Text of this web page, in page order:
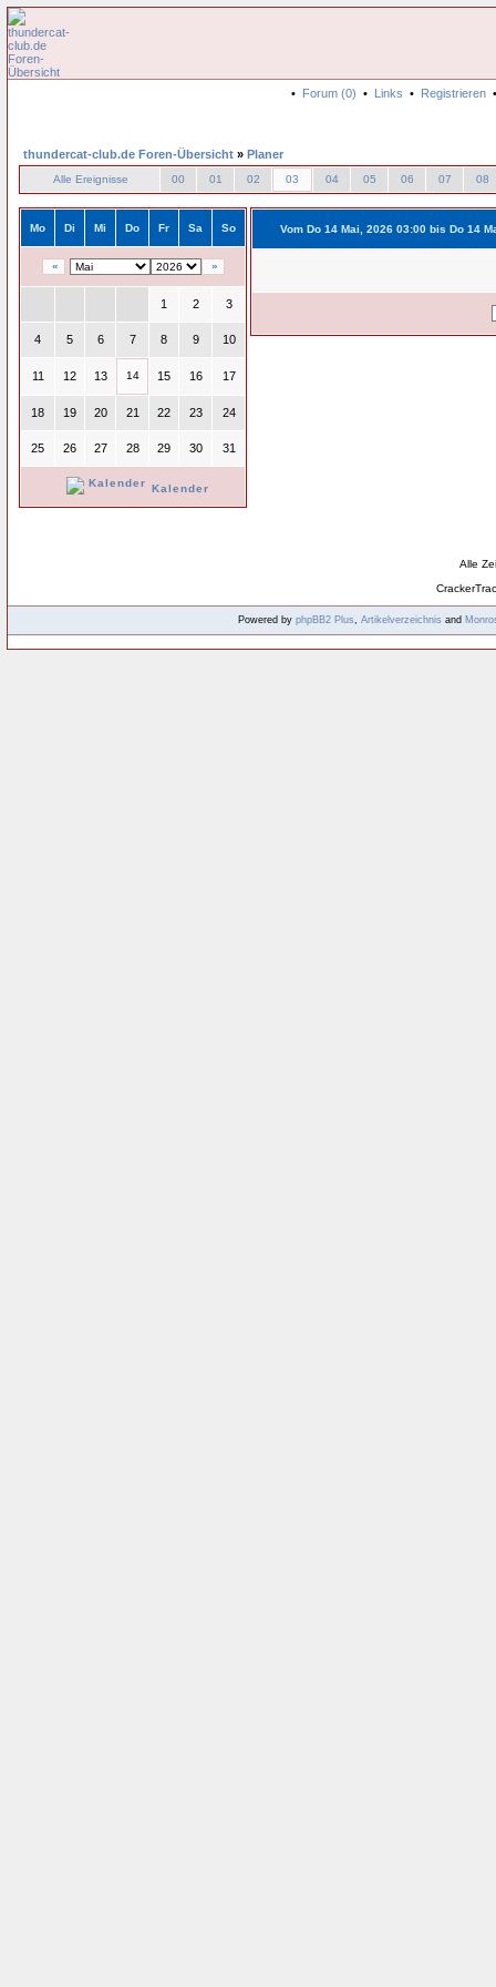
• Forum (0) • Links • Registrieren
thundercat-club.de Foren-Übersicht » Planer
Alle Ereignisse 00 01 02 03 04 05 06 07 08
Mo Di Mi Do Fr Sa So
« »
1 2 3
4 5 6 7 8 9 10
11 12 13 14 15 16 17
18 19 20 21 22 23 24
25 26 27 28 29 30 31
Kalender
Vom Do 14 Mai, 2026 03:00 bis Do 14
Alle
Powered by phpBB2 Plus, Artikelverzeichnis and